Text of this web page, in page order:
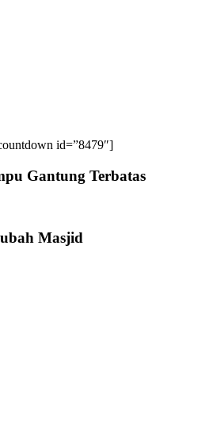
id=”8479″]
Gantung Terbatas
Masjid